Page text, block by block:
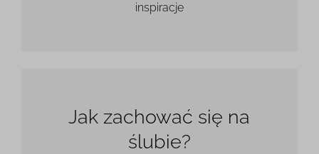
inspiracje
Jak zachować się na
ślubie?